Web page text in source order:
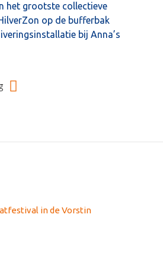
het grootste collectieve
op de bufferbak
bij Anna’s
in de Vorstin